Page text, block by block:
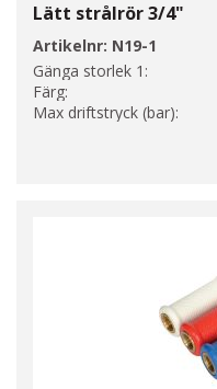
Lätt strålrör 3/4"
Artikelnr: N19-1
Gänga storlek 1:
Färg:
Max driftstryck (bar):